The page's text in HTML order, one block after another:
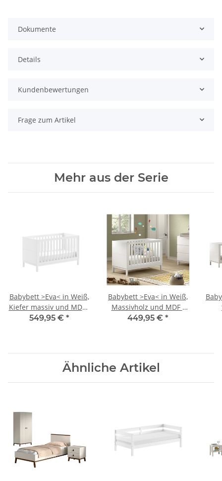
Dokumente
Details
Kundenbewertungen
Frage zum Artikel
Mehr aus der Serie
Babybett >Eva< in Weiß,
Kiefer massiv und MDF -
145x85x74,2cm (BxHxT)
549,95 € *
Babybett >Eva< in Weiß,
Massivholz und MDF -
125x85,2x66,2cm (BxHxT)
449,95 € *
Ähnliche Artikel